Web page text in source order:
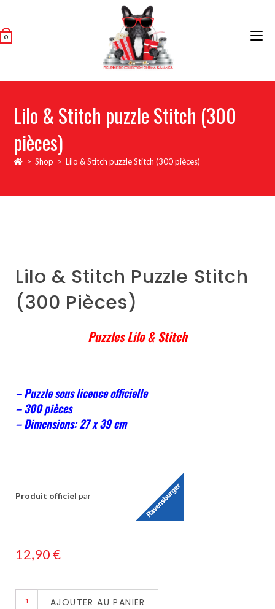
0
Lilo & Stitch puzzle Stitch (300
pièces)
> Shop > Lilo & Stitch puzzle Stitch (300 pièces)
Lilo & Stitch Puzzle Stitch
(300 Pièces)
Puzzles Lilo & Stitch
– Puzzle sous licence officielle
– 300 pièces
– Dimensions: 27 x 39 cm
Produit officiel par
12,90€
AJOUTER AU PANIER